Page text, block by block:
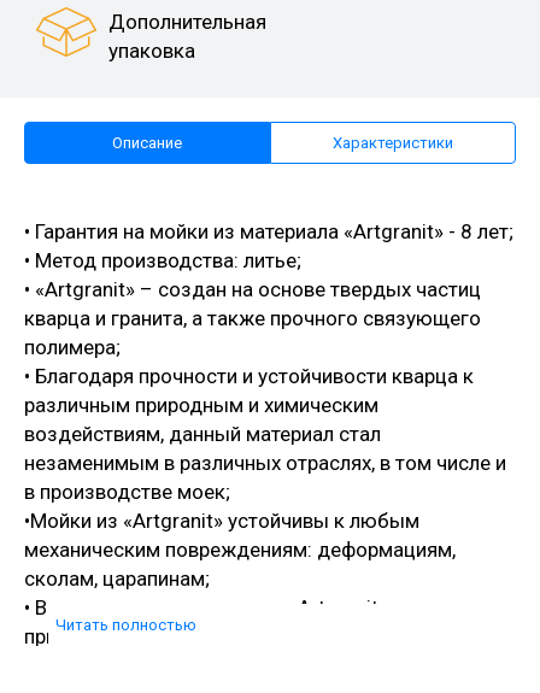
Дополнительная
упаковка
Описание Характеристики
• Гарантия на мойки из материала «Artgranit» - 8 лет;
• Метод производства: литье;
• «Artgranit» – создан на основе твердых частиц
кварца и гранита, а также прочного связующего
полимера;
• Благодаря прочности и устойчивости кварца к
различным природным и химическим
воздействиям, данный материал стал
незаменимым в различных отраслях, в том числе и
в производстве моек;
•Мойки из «Artgranit» устойчивы к любым
механическим повреждениям: деформациям,
сколам, царапинам;
• В составе гранитных моек «Artgranit»
пристутствуют специальные антибактериальные
Читать полностью